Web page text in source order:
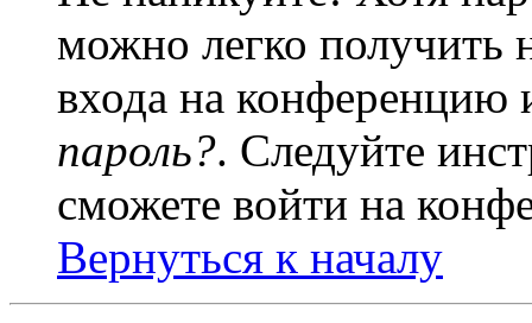
можно легко получить
входа на
пароль?. Следуйте
сможете войти на
Вернуться к началу